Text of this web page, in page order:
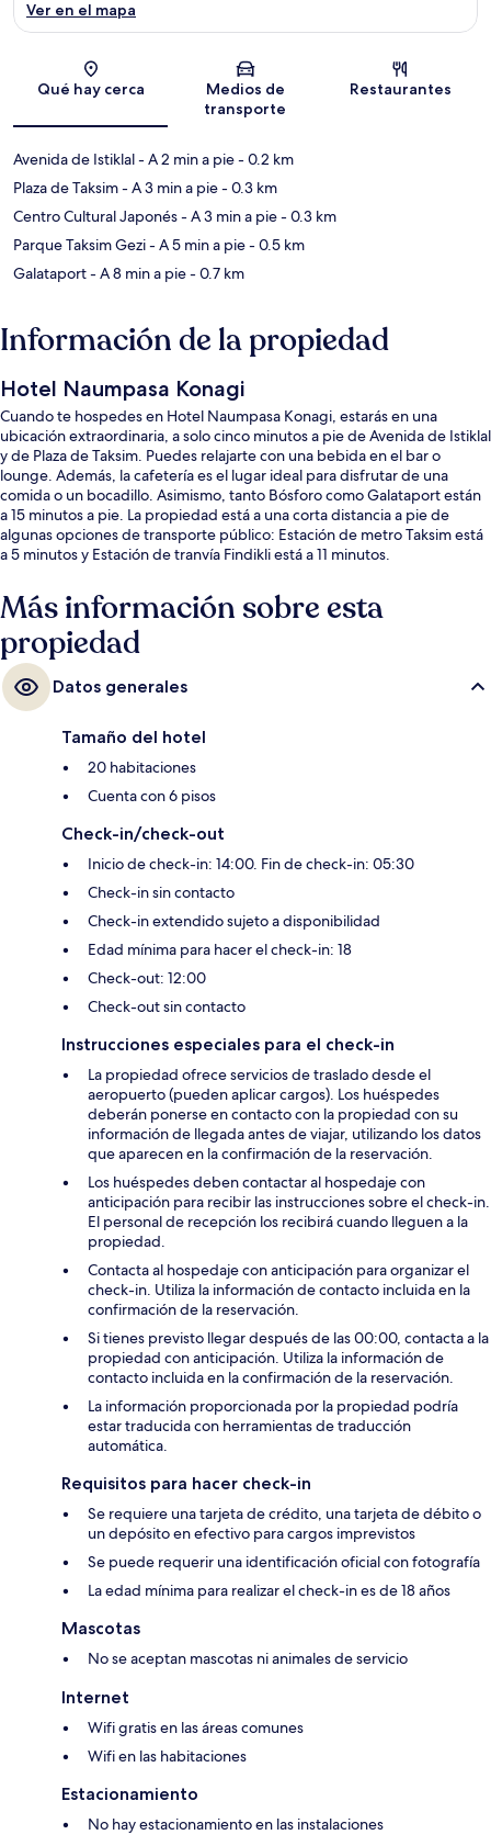
Sección del mapa
Ver en el mapa
Qué hay cerca
Medios de
transporte
Restaurantes
Avenida de Istiklal- A 2 min a pie- 0.2 km
Plaza de Taksim- A 3 min a pie- 0.3 km
Centro Cultural Japonés- A 3 min a pie- 0.3 km
Parque Taksim Gezi- A 5 min a pie- 0.5 km
Galataport- A 8 min a pie- 0.7 km
Información de la propiedad
Hotel Naumpasa Konagi
Cuando te hospedes en Hotel Naumpasa Konagi, estarás en una
ubicación extraordinaria, a solo cinco minutos a pie de Avenida de Istiklal
y de Plaza de Taksim. Puedes relajarte con una bebida en el bar o
lounge. Además, la cafetería es el lugar ideal para disfrutar de una
comida o un bocadillo. Asimismo, tanto Bósforo como Galataport están
a 15 minutos a pie. La propiedad está a una corta distancia a pie de
algunas opciones de transporte público: Estación de metro Taksim está
a 5 minutos y Estación de tranvía Findikli está a 11 minutos.
Más información sobre esta
propiedad
Datos generales
Tamaño del hotel
20 habitaciones
Cuenta con 6 pisos
Check-in/check-out
Inicio de check-in: 14:00. Fin de check-in: 05:30
Check-in sin contacto
Check-in extendido sujeto a disponibilidad
Edad mínima para hacer el check-in: 18
Check-out: 12:00
Check-out sin contacto
Instrucciones especiales para el check-in
La propiedad ofrece servicios de traslado desde el
aeropuerto (pueden aplicar cargos). Los huéspedes
deberán ponerse en contacto con la propiedad con su
información de llegada antes de viajar, utilizando los datos
que aparecen en la confirmación de la reservación.
Los huéspedes deben contactar al hospedaje con
anticipación para recibir las instrucciones sobre el check-in.
El personal de recepción los recibirá cuando lleguen a la
propiedad.
Contacta al hospedaje con anticipación para organizar el
check-in. Utiliza la información de contacto incluida en la
confirmación de la reservación.
Si tienes previsto llegar después de las 00:00, contacta a la
propiedad con anticipación. Utiliza la información de
contacto incluida en la confirmación de la reservación.
La información proporcionada por la propiedad podría
estar traducida con herramientas de traducción
automática.
Requisitos para hacer check-in
Se requiere una tarjeta de crédito, una tarjeta de débito o
un depósito en efectivo para cargos imprevistos
Se puede requerir una identificación oficial con fotografía
La edad mínima para realizar el check-in es de 18 años
Mascotas
No se aceptan mascotas ni animales de servicio
Internet
Wifi gratis en las áreas comunes
Wifi en las habitaciones
Estacionamiento
No hay estacionamiento en las instalaciones